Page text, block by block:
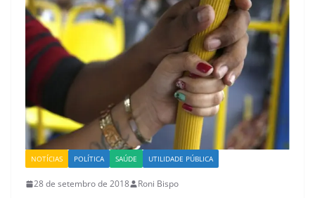
NOTÍCIAS POLÍTICA SAÚDE UTILIDADE PÚBLICA
28 de setembro de 2018 Roni Bispo